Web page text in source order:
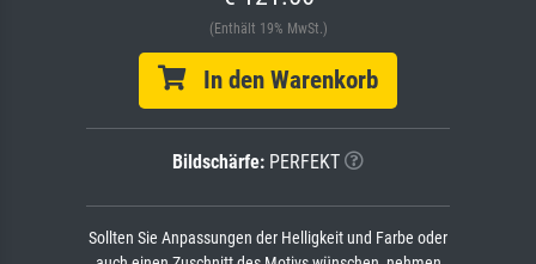
(Enthält 19% MwSt.)
In den Warenkorb
Bildschärfe: PERFEKT
Sollten Sie Anpassungen der Helligkeit und Farbe oder